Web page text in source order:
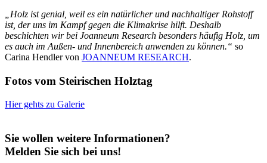
„Holz ist genial, weil es ein natürlicher und nachhaltiger Rohstoff
ist, der uns im Kampf gegen die Klimakrise hilft. Deshalb
beschichten wir bei Joanneum Research besonders häufig Holz, um
es auch im Außen- und Innenbereich anwenden zu können.“ so
Carina Hendler von JOANNEUM RESEARCH.
Fotos vom Steirischen Holztag
Hier gehts zu Galerie
Sie wollen weitere Informationen?
Melden Sie sich bei uns!